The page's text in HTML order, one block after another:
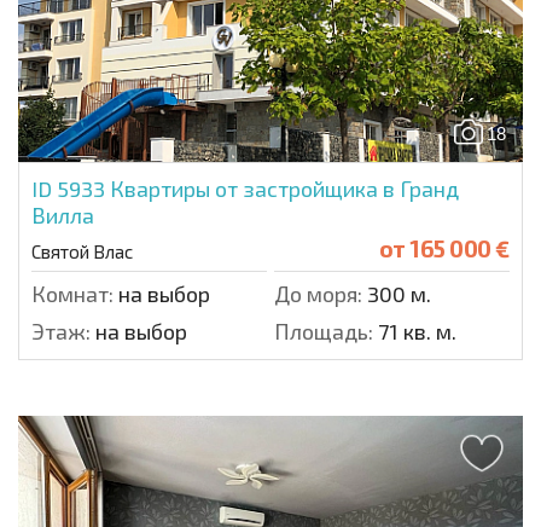
18
ID 5933 Квартиры от застройщика в Гранд
Вилла
Святой Влас от165 000 €
Комнат: на выбор До моря: 300 м.
Этаж: на выбор Площадь: 71 кв. м.